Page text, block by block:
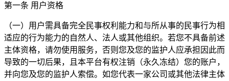
第一条 用户资格
（一）用户需具备完全民事权利能力和与所从事的民事行为相
适应的行为能力的自然人、法人或其他组织。若您不具备前述
主体资格，请勿使用服务，否则您及您的监护人应承担因此而
导致的一切后果，且本平台有权注销（永久冻结）您的账户，
并向您及您的监护人索偿。如您代表一家公司或其他法律主体